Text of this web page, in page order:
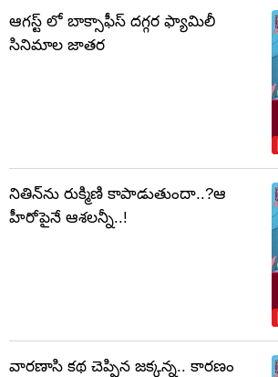
ఆగస్ట్ లో బాక్సాఫీస్ దగ్గర ఫ్యామిలీ
సినిమాల జాతర
నితిన్‌ను రుక్మిణి కాపాడుతుందా..?ఆ
హీరోపైనే ఆశలన్నీ..!
వారణాసి కథ చెప్పిన జక్కన్న.. కారణం